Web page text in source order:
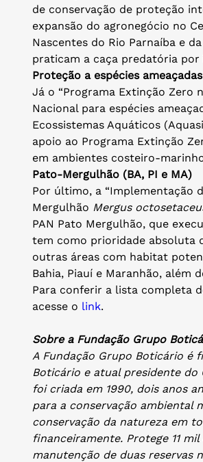
de conservação de proteção
expansão do agronegócio no
Nascentes do Rio Parnaíba e
praticam a caça predatória
Proteção a espécies
Já o “Programa Extinção Zero
Nacional para espécies
Ecossistemas Aquáticos
apoio ao Programa Extinção
em ambientes costeiro-
Pato-Mergulhão (BA, PI e MA)
Por último, a “Implementação
Mergulhão Mergus
PAN Pato Mergulhão, que
tem como prioridade absoluta
outras áreas com habitat
Bahia, Piauí e Maranhão, além
Para conferir a lista completa
acesse o link.
Sobre a Fundação Grupo
A Fundação Grupo Boticário é
Boticário e atual presidente
foi criada em 1990, dois anos
para a conservação ambiental
conservação da natureza em
financeiramente. Protege 11
manutenção de duas reservas